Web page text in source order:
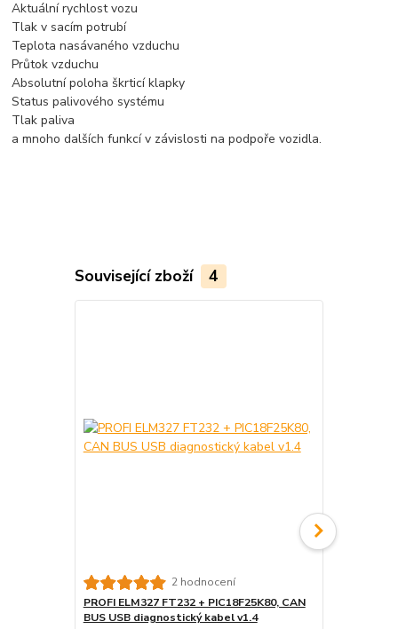
Aktuální rychlost vozu
Tlak v sacím potrubí
Teplota nasávaného vzduchu
Průtok vzduchu
Absolutní poloha škrticí klapky
Status palivového systému
Tlak paliva
a mnoho dalších funkcí v závislosti na podpoře vozidla.
Související zboží 4
2 hodnocení
PROFI ELM327 FT232 + PIC18F25K80, CAN
BUS USB diagnostický kabel v1.4